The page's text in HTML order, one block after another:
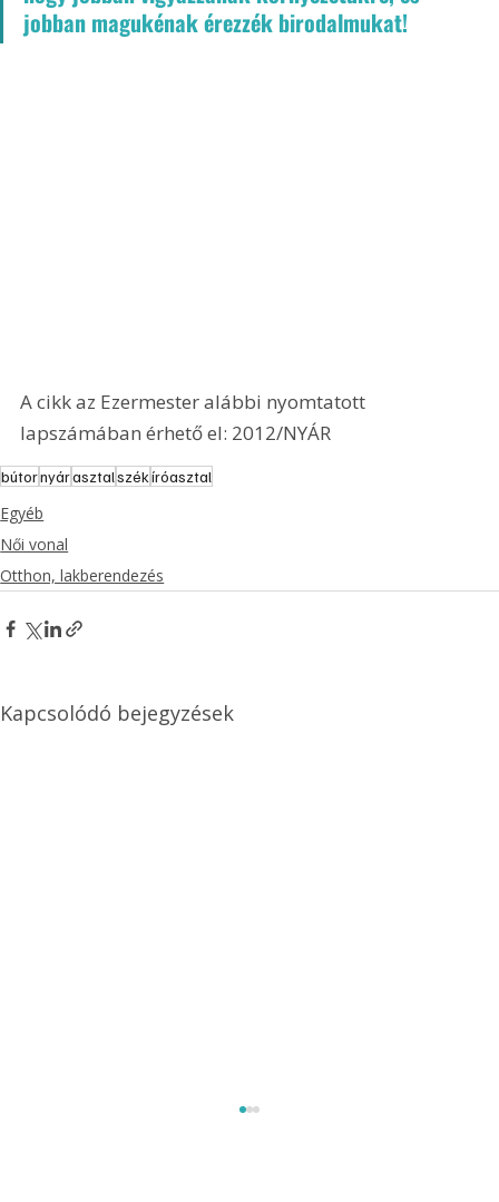
jobban magukénak érezzék birodalmukat!
A cikk az Ezermester alábbi nyomtatott
lapszámában érhető el: 2012/NYÁR
bútornyárasztalszékíróasztal
Egyéb
Női vonal
Otthon, lakberendezés
Kapcsolódó bejegyzések